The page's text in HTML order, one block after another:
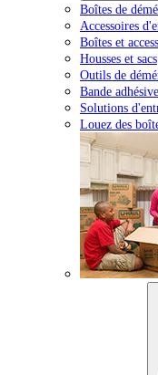
Boîtes de
Accessoires
Boîtes et
Housses et sacs
Outils de
Bande
Solutions
Louez des